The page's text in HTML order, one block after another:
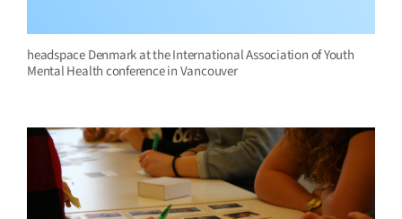
headspace Denmark at the International Association of Youth
Mental Health conference in Vancouver